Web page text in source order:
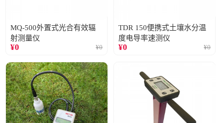
MQ-500外置式光合有效辐
射测量仪
¥0 ¥0
TDR 150便携式土壤水分温
度电导率速测仪
¥0 ¥0